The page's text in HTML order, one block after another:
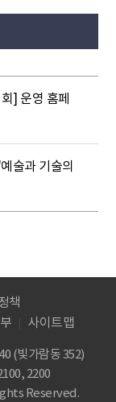
] 운영 홈페
술과 기술의
책
사이트맵
(빛가람동 352)
2200
Reserved.